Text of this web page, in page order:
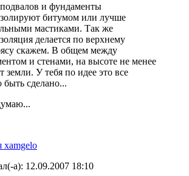
и фундаменты
битумом или лучше
мастиками. Так же
делается по верхнему
скажем. В общем между
и стенами, на высоте не менее
земли. У тебя по идее это все
быть сделано...
а): 12.09.2007 18:10